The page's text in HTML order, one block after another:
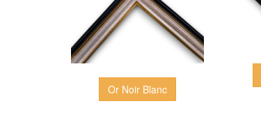
Or Noir Blanc